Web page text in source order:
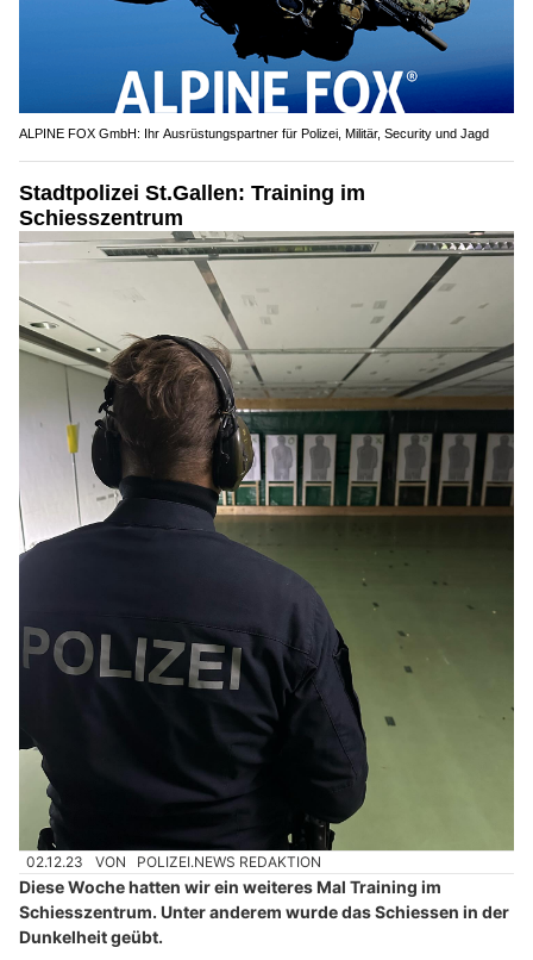
ALPINE FOX GmbH: Ihr Ausrüstungspartner für Polizei, Militär, Security und Jagd
Stadtpolizei St.Gallen: Training im
Schiesszentrum
02.12.23 VON POLIZEI.NEWS REDAKTION
Diese Woche hatten wir ein weiteres Mal Training im
Schiesszentrum. Unter anderem wurde das Schiessen in der
Dunkelheit geübt.